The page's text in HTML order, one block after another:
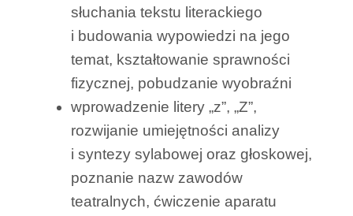
słuchania tekstu literackiego
i budowania wypowiedzi na jego
temat, kształtowanie sprawności
fizycznej, pobudzanie wyobraźni
wprowadzenie litery „z”, „Z”,
rozwijanie umiejętności analizy
i syntezy sylabowej oraz głoskowej,
poznanie nazw zawodów
teatralnych, ćwiczenie aparatu